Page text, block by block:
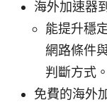
海外加速器
能提升穩
網路條件
判斷方式。
免費的海外